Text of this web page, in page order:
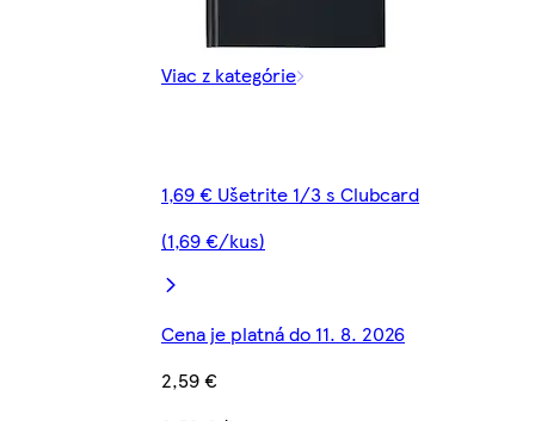
Viac z kategórie
1,69 € Ušetrite 1/3 s Clubcard
(1,69 €/kus)
Cena je platná do 11. 8. 2026
2,59 €